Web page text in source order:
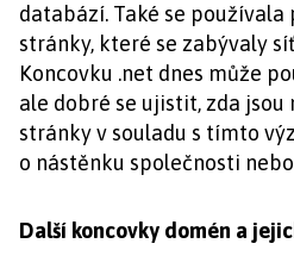
databází. Také se
stránky, které se zabývaly
Koncovku .net dnes může
ale dobré se ujistit, zda jsou
stránky v souladu s tímto
o nástěnku společnosti
Další koncovky domén a